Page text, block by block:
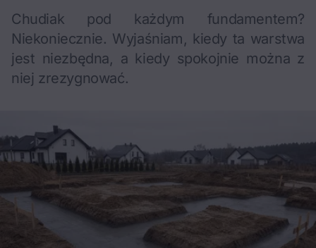
Chudiak pod każdym fundamentem?
Niekoniecznie. Wyjaśniam, kiedy ta warstwa
jest niezbędna, a kiedy spokojnie można z
niej zrezygnować.